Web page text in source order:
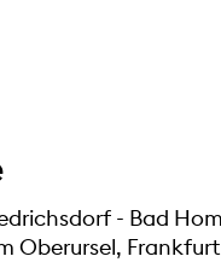
- Bad
Oberursel,